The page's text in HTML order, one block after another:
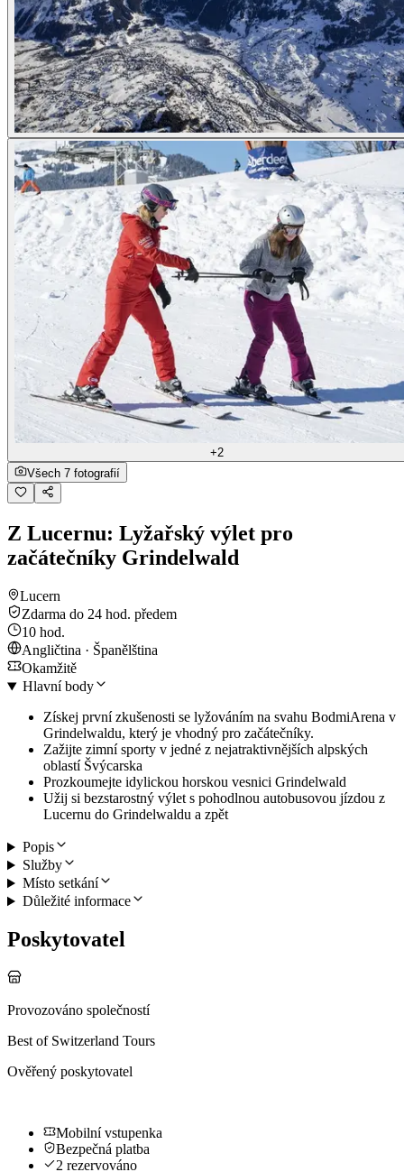
+2
Všech 7 fotografií
Z Lucernu: Lyžařský výlet pro
začátečníky Grindelwald
Lucern
Zdarma do 24 hod. předem
10 hod.
Angličtina · Španělština
Okamžitě
Hlavní body
Získej první zkušenosti se lyžováním na svahu BodmiArena v
Grindelwaldu, který je vhodný pro začátečníky.
Zažijte zimní sporty v jedné z nejatraktivnějších alpských
oblastí Švýcarska
Prozkoumejte idylickou horskou vesnici Grindelwald
Užij si bezstarostný výlet s pohodlnou autobusovou jízdou z
Lucernu do Grindelwaldu a zpět
Popis
Služby
Místo setkání
Důležité informace
Poskytovatel
Provozováno společností
Best of Switzerland Tours
Ověřený poskytovatel
Mobilní vstupenka
Bezpečná platba
2 rezervováno